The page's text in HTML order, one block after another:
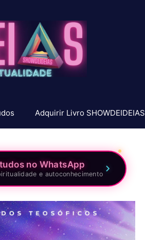
Adquirir Livro SHOWDEIDEIAS
no WhatsApp
e autoconhecimento